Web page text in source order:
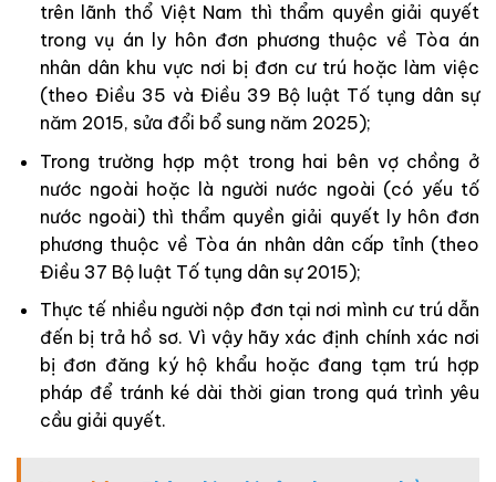
trên lãnh thổ Việt Nam thì thẩm quyền giải quyết
trong vụ án ly hôn đơn phương thuộc về Tòa án
nhân dân khu vực nơi bị đơn cư trú hoặc làm việc
(theo Điều 35 và Điều 39 Bộ luật Tố tụng dân sự
năm 2015, sửa đổi bổ sung năm 2025);
Trong trường hợp một trong hai bên vợ chồng ở
nước ngoài hoặc là người nước ngoài (có yếu tố
nước ngoài) thì thẩm quyền giải quyết ly hôn đơn
phương thuộc về Tòa án nhân dân cấp tỉnh (theo
Điều 37 Bộ luật Tố tụng dân sự 2015);
Thực tế nhiều người nộp đơn tại nơi mình cư trú dẫn
đến bị trả hồ sơ. Vì vậy hãy xác định chính xác nơi
bị đơn đăng ký hộ khẩu hoặc đang tạm trú hợp
pháp để tránh ké dài thời gian trong quá trình yêu
cầu giải quyết.